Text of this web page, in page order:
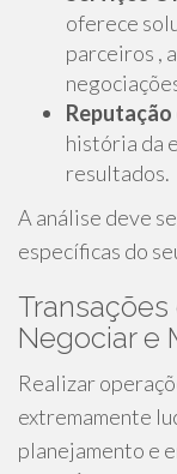
oferece
parceiros ,
Reputação
história da
resultados.
A análise deve
específicas do
Negociar e
Realizar
extremamente
planejamento e